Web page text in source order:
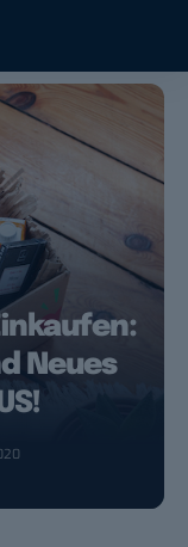
Neues